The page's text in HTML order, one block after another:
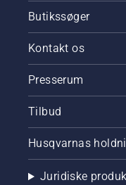
Butikssøger
Kontakt os
Presserum
Tilbud
Husqvarnas
Juridiske